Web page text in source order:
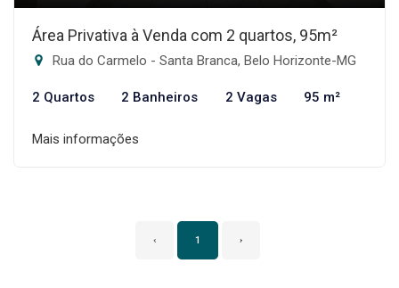
Área Privativa à Venda com 2 quartos, 95m²
Rua do Carmelo - Santa Branca, Belo Horizonte-MG
2 Quartos 2 Banheiros 2 Vagas 95 m²
Mais informações
‹ 1 ›